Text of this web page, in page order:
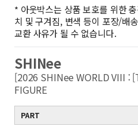
* 아웃박스는 상품 보호를 위한
치 및 구겨짐, 변색 등이 포장/배
교환 사유가 될 수 없습니다.
SHINee
[2026 SHINee WORLD VIII :
FIGURE
PART